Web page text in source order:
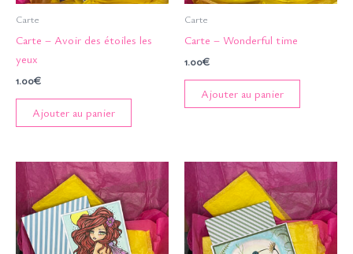
Carte
Carte – Avoir des étoiles les
yeux
1.00€
Ajouter au panier
Carte
Carte – Wonderful time
1.00€
Ajouter au panier